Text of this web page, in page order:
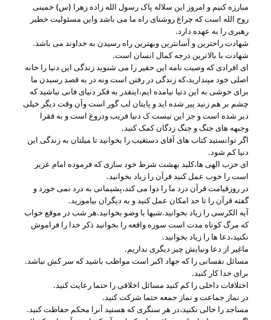
مبارزه کنیم و امروز این سلاله پاک رسول الله زاده زهرا (س) خمینی
روح الله است که چراغ روشنای راه ما می باشد واین مسئولیت خطیر
رهبری را به عهده دارد.
شهادت راحترین و آسانترین وبهترین راه رسیدن به خداوند می باشد.
شهادت با بالاترین درجه کمال انسان است.
ای افرادی که وصیت نامه این حقیر را می شنوید زندگی این دنیا را خانه
اصلی خود مپندارید،که زندگی در رفتن است ونه در به قصد رسیدن ما
برای خوشی به این دنیا نیامده ایم،اینقدر به فکر دنیای فانی نباشید که
چشم بر هم زنید پیر شده اید و پایتان لب گور است وآن وقت دیگر خیلی
دیر شده است و جز این نیست ک دنیا فریب ودروغ است و به فقرا
وجبهه های جنگ و جنگ زدگان کمک کنید.
اگر توانستید کتاب های آقای دستغیب را بخوانید تا میلتان به زندگی این
دنیا کم شود.
ای حزب الهی ها،کلید بهشت شرط خود سازی که فرموده امام عزیر
است را خوب عمل کنید قرآن را زیاد بخوانید.
در روزقیامت قرآن درد ما را دوا می کند،پشیمانی به درد نمی خورد و
گفته قرآن را تا حد امکان عمل کنید و به دیگران بیاموزید.
آیه الکرسی را زیاد بخوانید.شبها با وضو بخوانید.هر شب در موقع خواب
که مرگ کوتاه مدت است سوره واقعه را بخوانید ذکر خدا را فراموش
نکنید،دعا ها را زیاد بخوانید.
ماغیر از دعا ونیایش چیز دیگری نداریم.
مسائل نفسانی را که جهاد اکبر است مواظب باشید که سر کش نباشد.
برای خدا کار کنید.
اختلافات داخلی را کم کنید مسائل اخلاقی را حتما رعایت کنید.
در نماز جماعت و نماز جمعه حتما شرکت کنید.
مساجد را خالی نکنید،در هر سنگری که هستید آنرا محکم حفاظت کنید.